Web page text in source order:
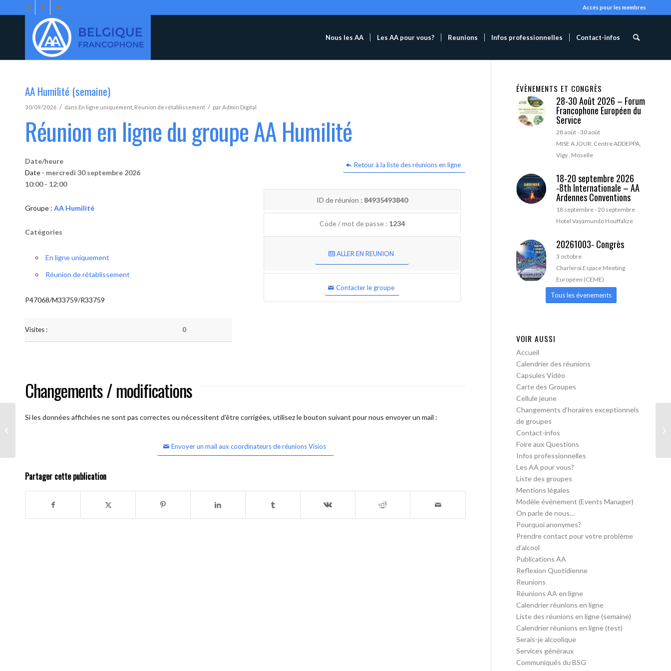
Accès pour les membres
Nous les AA Les AA pour vous? Reunions Infos professionnelles Contact-infos
AA Humilité (semaine)
30/09/2026 / dans En ligne uniquement Réunion de rétablissement / parAdmin Digital
Réunion en ligne du groupe AA Humilité
Retour à la liste des réunions en ligne
Date/heure
Date - mercredi 30 septembre 2026
10:00 - 12:00
Groupe : AA Humilité
Catégories
En ligne uniquement
Réunion de rétablissement
P47068/M33759/R33759
Visites : 0
ID de réunion : 84935493840
Code / mot de passe : 1234
ALLER EN REUNION
Contacter le groupe
Changements / modifications
Si les données affichées ne sont pas correctes ou nécessitent d'être corrigées, utilisez le bouton suivant pour nous envoyer un mail :
Envoyer un mail aux coordinateurs de réunions Visios
Partager cette publication
ÉVÈNEMENTS ET CONGRÈS
28-30 Août 2026 – Forum
Francophone Européen du
Service
28 août-30 août
MISE A JOUR: Centre ADDEPPA,
Vigy , Moselle
18-20 septembre 2026
-8th Internationale – AA
Ardennes Conventions
18 septembre-20 septembre
Hotel Vayamundo Houffalize
20261003- Congrès
3 octobre
Charleroi Espace Meeting
Européen (CEME)
Tous les évenements
VOIR AUSSI
Accueil
Calendrier des réunions
Capsules Vidéo
Carte des Groupes
Cellule jeune
Changements d’horaires exceptionnels
de groupes
Contact-infos
Foire aux Questions
Infos professionnelles
Les AA pour vous?
Liste des groupes
Mentions légales
Modèle événement (Events Manager)
On parle de nous…
Pourquoi anonymes?
Prendre contact pour votre problème
d’alcool
Publications AA
Reflexion Quotidienne
Reunions
Réunions AA en ligne
Calendrier réunions en ligne
Liste des réunions en ligne (semaine)
Calendrier réunions en ligne (test)
Serais-je alcoolique
Services généraux
Communiqués du BSG